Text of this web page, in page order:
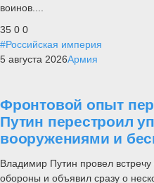
воинов....
35 0 0
#Российская империя
5 августа 2026Армия
Фронтовой опыт
Путин перестроил
вооружениями и
Владимир Путин провел
обороны и объявил сразу о